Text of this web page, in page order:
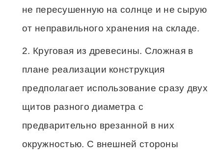
не пересушенную на солнце и не сырую
от неправильного хранения на складе.
Круговая из древесины. Сложная в
плане реализации конструкция
предполагает использование сразу двух
щитов разного диаметра с
предварительно врезанной в них
окружностью. С внешней стороны